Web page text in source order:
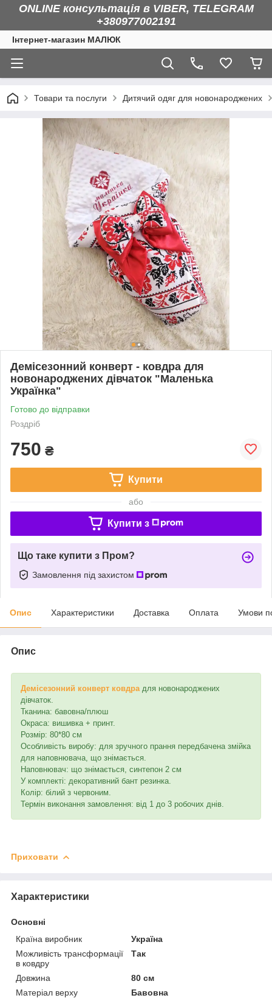
ONLINE консультація в VIBER, TELEGRAM
+380977002191
Інтернет-магазин МАЛЮК
Товари та послуги Дитячий одяг для новонароджених
Демісезонний конверт - ковдра для
новонароджених дівчаток "Маленька
Українка"
Готово до відправки
Роздріб
750 ₴
Купити
або
Купити з
Що таке купити з Пром?
Замовлення під захистом
Опис Характеристики Доставка Оплата Умови
Опис
Демісезонний конверт ковдра для новонароджених
дівчаток.
Тканина: бавовна/плюш
Окраса: вишивка + принт.
Розмір: 80*80 см
Особливість виробу: для зручного прання передбачена змійка
для наповнювача, що знімається.
Наповнювач: що знімається, синтепон 2 см
У комплекті: декоративний бант резинка.
Колір: білий з червоним.
Термін виконання замовлення: від 1 до 3 робочих днів.
Приховати
Характеристики
Основні
Країна виробник
Україна
Можливість трансформації
в ковдру
Так
Довжина
80 см
Матеріал верху
Бавовна